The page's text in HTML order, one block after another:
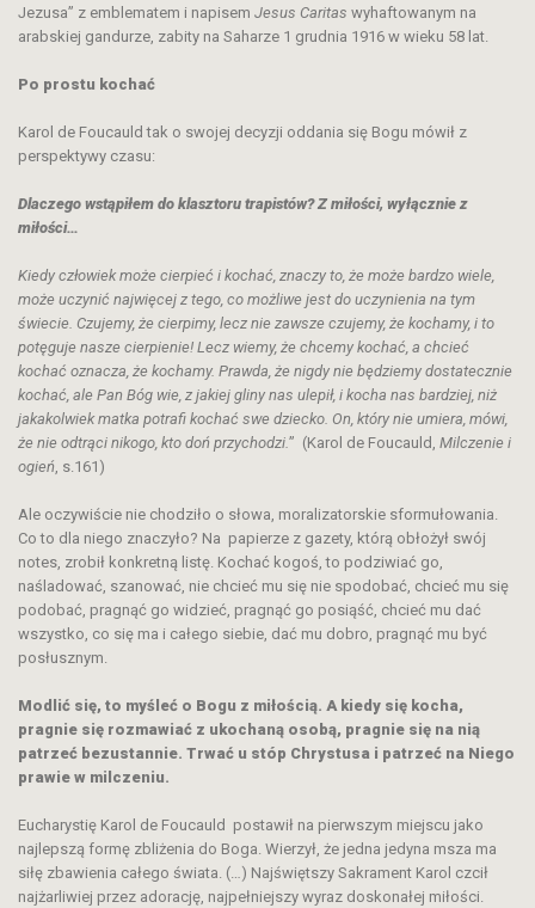
Jezusa” z emblematem i napisem Jesus Caritas wyhaftowanym na
arabskiej gandurze, zabity na Saharze 1 grudnia 1916 w wieku 58 lat.
Po prostu kochać
Karol de Foucauld tak o swojej decyzji oddania się Bogu mówił z
perspektywy czasu:
Dlaczego wstąpiłem do klasztoru trapistów? Z miłości, wyłącznie z
miłości…
Kiedy człowiek może cierpieć i kochać, znaczy to, że może bardzo wiele,
może uczynić najwięcej z tego, co możliwe jest do uczynienia na tym
świecie. Czujemy, że cierpimy, lecz nie zawsze czujemy, że kochamy, i to
potęguje nasze cierpienie! Lecz wiemy, że chcemy kochać, a chcieć
kochać oznacza, że kochamy. Prawda, że nigdy nie będziemy dostatecznie
kochać, ale Pan Bóg wie, z jakiej gliny nas ulepił, i kocha nas bardziej, niż
jakakolwiek matka potrafi kochać swe dziecko. On, który nie umiera, mówi,
że nie odtrąci nikogo, kto doń przychodzi.” (Karol de Foucauld, Milczenie i
ogień, s.161)
Ale oczywiście nie chodziło o słowa, moralizatorskie sformułowania.
Co to dla niego znaczyło? Na papierze z gazety, którą obłożył swój
notes, zrobił konkretną listę. Kochać kogoś, to podziwiać go,
naśladować, szanować, nie chcieć mu się nie spodobać, chcieć mu się
podobać, pragnąć go widzieć, pragnąć go posiąść, chcieć mu dać
wszystko, co się ma i całego siebie, dać mu dobro, pragnąć mu być
posłusznym.
Modlić się, to myśleć o Bogu z miłością. A kiedy się kocha,
pragnie się rozmawiać z ukochaną osobą, pragnie się na nią
patrzeć bezustannie. Trwać u stóp Chrystusa i patrzeć na Niego
prawie w milczeniu.
Eucharystię Karol de Foucauld postawił na pierwszym miejscu jako
najlepszą formę zbliżenia do Boga. Wierzył, że jedna jedyna msza ma
siłę zbawienia całego świata. (…) Najświętszy Sakrament Karol czcił
najżarliwiej przez adorację, najpełniejszy wyraz doskonałej miłości.